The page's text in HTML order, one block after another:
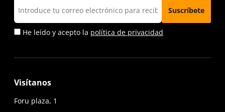
He leído y acepto la política de privacidad
Visítanos
Foru plaza, 1